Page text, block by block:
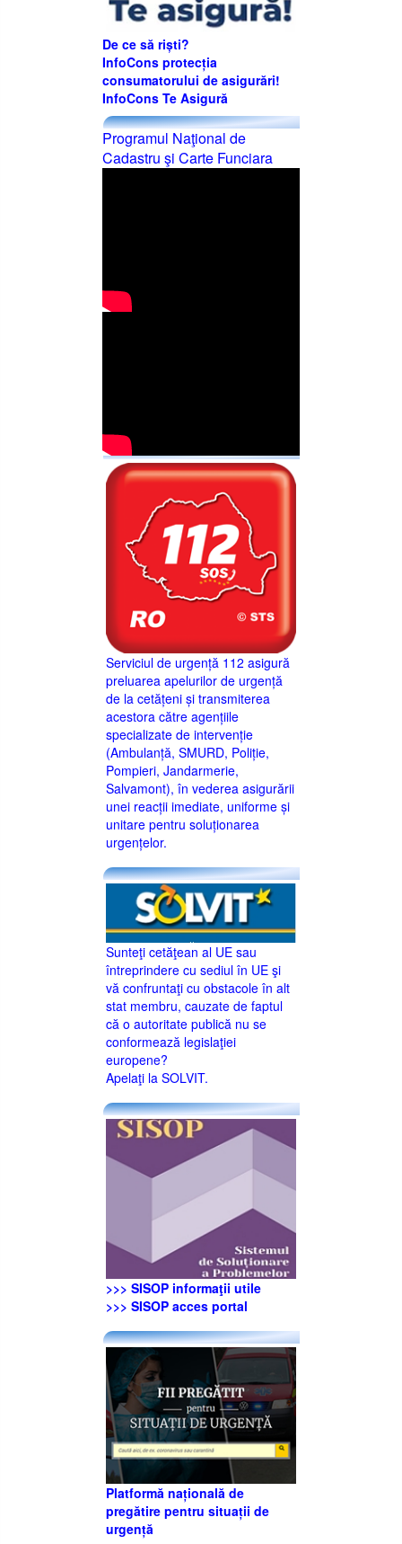
De ce să riști?
InfoCons protecția
consumatorului de asigurări!
InfoCons Te Asigură
Programul Naţional de
Cadastru şi Carte Funciara
Serviciul de urgență 112 asigură
preluarea apelurilor de urgență
de la cetățeni și transmiterea
acestora către agențiile
specializate de intervenție
(Ambulanță, SMURD, Poliție,
Pompieri, Jandarmerie,
Salvamont), în vederea asigurării
unei reacții imediate, uniforme și
unitare pentru soluționarea
urgențelor.
Sunteţi cetăţean al UE sau
întreprindere cu sediul în UE şi
vă confruntaţi cu obstacole în alt
stat membru, cauzate de faptul
că o autoritate publică nu se
conformează legislaţiei
europene?
Apelaţi la SOLVIT.
>>> SISOP informaţii utile
>>> SISOP acces portal
Platformă națională de
pregătire pentru situații de
urgență